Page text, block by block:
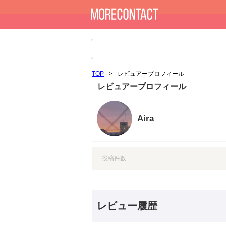
TOP > レビュアープロフィール
レビュアープロフィール
Aira
投稿件数
レビュー履歴